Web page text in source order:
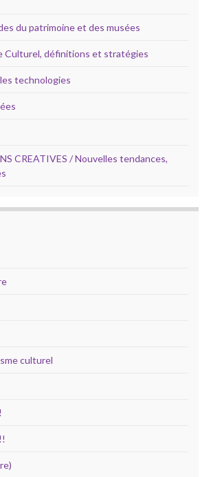
du patrimoine et des musées
Culturel, définitions et stratégies
technologies
CREATIVES / Nouvelles tendances,
culturel